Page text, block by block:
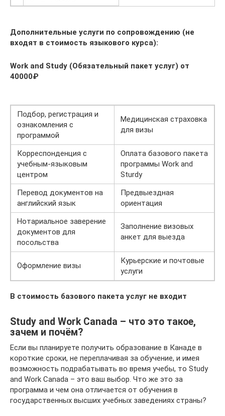
Дополнительные услуги по сопровождению (не
входят в стоимость языкового курса):
Work and Study (Обязательный пакет услуг) от
40000₽
Подбор, регистрация и
ознакомления с
программой
Медицинская страховка
для визы
Корреспонденция с
учебным-языковым
центром
Оплата базового пакета
программы Work and
Sturdy
Перевод документов на
английский язык
Предвыездная
ориентация
Нотариальное заверение
документов для
посольства
Заполнение визовых
анкет для выезда
Оформление визы
Курьерские и почтовые
услуги
В стоимость базового пакета услуг не входит
Study and Work Canada – что это такое,
зачем и почём?
Если вы планируете получить образование в Канаде в
короткие сроки, не переплачивая за обучение, и имея
возможность подрабатывать во время учебы, то Study
and Work Canada – это ваш выбор. Что же это за
программа и чем она отличается от обучения в
государственных высших учебных заведениях страны?